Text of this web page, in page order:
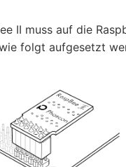
II muss auf die
folgt aufgesetzt